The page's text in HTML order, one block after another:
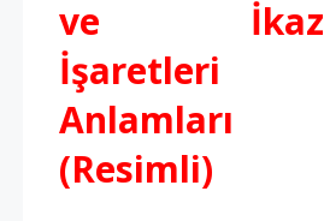
ve İkaz
İşaretleri
Anlamları
(Resimli)